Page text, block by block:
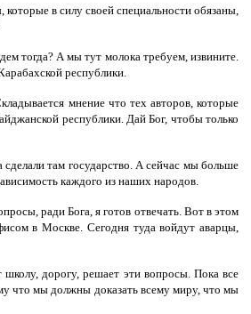
в силу своей специальности обязаны,
тогда? А мы тут молока требуем, извините.
республики.
мнение что тех авторов, которые
республики. Дай Бог, чтобы только
там государство. А сейчас мы больше
каждого из наших народов.
ради Бога, я готов отвечать. Вот в этом
в Москве. Сегодня туда войдут аварцы,
дорогу, решает эти вопросы. Пока все
что мы должны доказать всему миру, что мы